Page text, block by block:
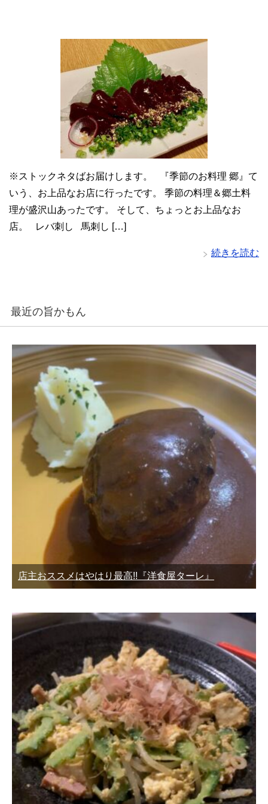
※ストックネタばお届けします。 『季節のお料理 郷』て
いう、お上品なお店に行ったです。 季節の料理＆郷土料
理が盛沢山あったです。 そして、ちょっとお上品なお
店。 レバ刺し 馬刺し […]
続きを読む
最近の旨かもん
店主おススメはやはり最高!!『洋食屋ターレ』